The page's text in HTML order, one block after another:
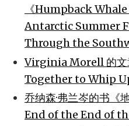
《Humpback
Antarctic Summer
Through the
Virginia Morell 的文
Together to Whip
乔纳森·弗兰岑的书《
End of the End of